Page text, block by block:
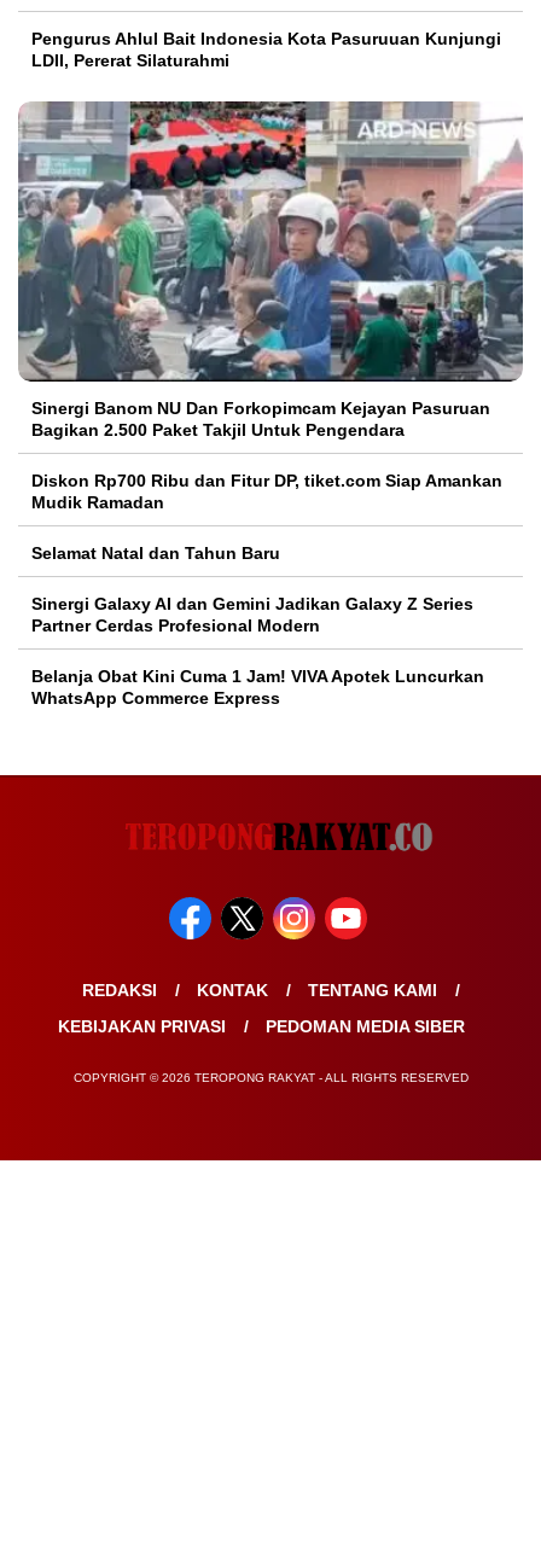
Pengurus Ahlul Bait Indonesia Kota Pasuruuan Kunjungi
LDII, Pererat Silaturahmi
Sinergi Banom NU Dan Forkopimcam Kejayan Pasuruan
Bagikan 2.500 Paket Takjil Untuk Pengendara
Diskon Rp700 Ribu dan Fitur DP, tiket.com Siap Amankan
Mudik Ramadan
Selamat Natal dan Tahun Baru
Sinergi Galaxy AI dan Gemini Jadikan Galaxy Z Series
Partner Cerdas Profesional Modern
Belanja Obat Kini Cuma 1 Jam! VIVA Apotek Luncurkan
WhatsApp Commerce Express
REDAKSI KONTAK
TENTANG KAMI
KEBIJAKAN PRIVASI
PEDOMAN MEDIA SIBER
COPYRIGHT © 2026 TEROPONG RAKYAT - ALL RIGHTS RESERVED